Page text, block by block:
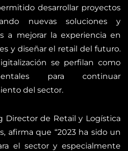
desarrollar proyectos
nuevas soluciones y
a mejorar la experiencia en
y diseñar el retail del futuro.
se perfilan como
para continuar
del sector.
Director de Retail y Logística
afirma que “2023 ha sido un
el sector y especialmente